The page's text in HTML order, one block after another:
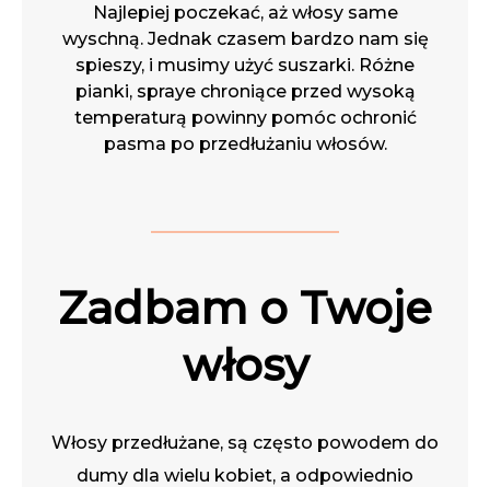
Najlepiej poczekać, aż włosy same
wyschną. Jednak czasem bardzo nam się
spieszy, i musimy użyć suszarki. Różne
pianki, spraye chroniące przed wysoką
temperaturą powinny pomóc ochronić
pasma po przedłużaniu włosów.
Zadbam o Twoje
włosy
Włosy przedłużane, są często powodem do
dumy dla wielu kobiet, a odpowiednio